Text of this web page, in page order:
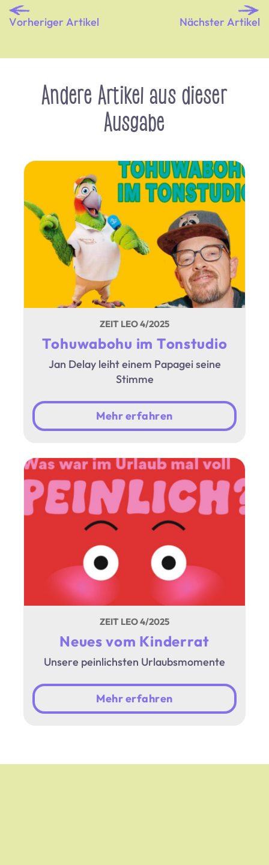
Vorheriger Artikel Nächster Artikel
Andere Artikel aus dieser
Ausgabe
ZEIT LEO 4/2025
Tohuwabohu im Tonstudio
Jan Delay leiht einem Papagei seine
Stimme
Mehr erfahren
ZEIT LEO 4/2025
Neues vom Kinderrat
Unsere peinlichsten Urlaubsmomente
Mehr erfahren